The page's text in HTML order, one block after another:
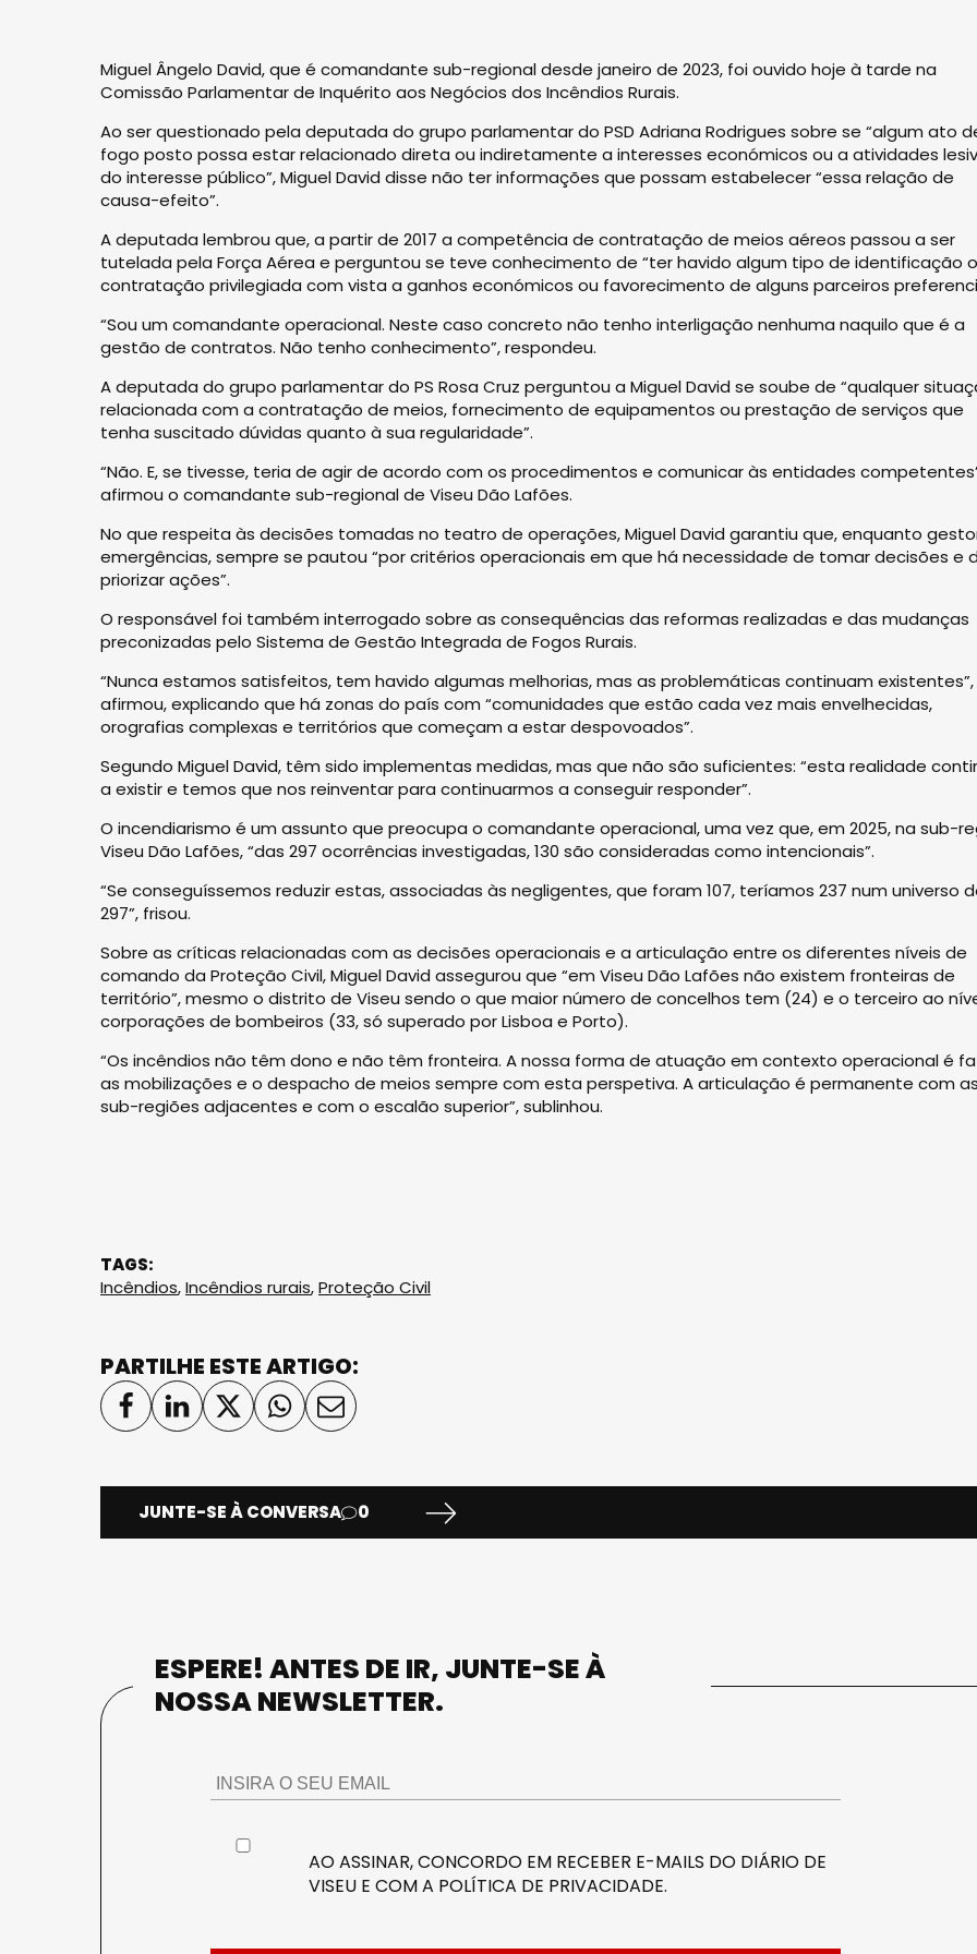
Miguel Ângelo David, que é comandante sub-regional desde janeiro de 2023, foi ouvido hoje à tarde na
Comissão Parlamentar de Inquérito aos Negócios dos Incêndios Rurais.
Ao ser questionado pela deputada do grupo parlamentar do PSD Adriana Rodrigues sobre se “algum ato
fogo posto possa estar relacionado direta ou indiretamente a interesses económicos ou a atividades
do interesse público”, Miguel David disse não ter informações que possam estabelecer “essa relação de
causa-efeito”.
A deputada lembrou que, a partir de 2017 a competência de contratação de meios aéreos passou a ser
tutelada pela Força Aérea e perguntou se teve conhecimento de “ter havido algum tipo de identificação
contratação privilegiada com vista a ganhos económicos ou favorecimento de alguns parceiros
“Sou um comandante operacional. Neste caso concreto não tenho interligação nenhuma naquilo que é a
gestão de contratos. Não tenho conhecimento”, respondeu.
A deputada do grupo parlamentar do PS Rosa Cruz perguntou a Miguel David se soube de “qualquer
relacionada com a contratação de meios, fornecimento de equipamentos ou prestação de serviços que
tenha suscitado dúvidas quanto à sua regularidade”.
“Não. E, se tivesse, teria de agir de acordo com os procedimentos e comunicar às entidades
afirmou o comandante sub-regional de Viseu Dão Lafões.
No que respeita às decisões tomadas no teatro de operações, Miguel David garantiu que, enquanto
emergências, sempre se pautou “por critérios operacionais em que há necessidade de tomar decisões e
priorizar ações”.
O responsável foi também interrogado sobre as consequências das reformas realizadas e das mudanças
preconizadas pelo Sistema de Gestão Integrada de Fogos Rurais.
“Nunca estamos satisfeitos, tem havido algumas melhorias, mas as problemáticas continuam existentes”,
afirmou, explicando que há zonas do país com “comunidades que estão cada vez mais envelhecidas,
orografias complexas e territórios que começam a estar despovoados”.
Segundo Miguel David, têm sido implementas medidas, mas que não são suficientes: “esta realidade
a existir e temos que nos reinventar para continuarmos a conseguir responder”.
O incendiarismo é um assunto que preocupa o comandante operacional, uma vez que, em 2025, na sub-
Viseu Dão Lafões, “das 297 ocorrências investigadas, 130 são consideradas como intencionais”.
“Se conseguíssemos reduzir estas, associadas às negligentes, que foram 107, teríamos 237 num universo
297”, frisou.
Sobre as críticas relacionadas com as decisões operacionais e a articulação entre os diferentes níveis de
comando da Proteção Civil, Miguel David assegurou que “em Viseu Dão Lafões não existem fronteiras de
território”, mesmo o distrito de Viseu sendo o que maior número de concelhos tem (24) e o terceiro ao
corporações de bombeiros (33, só superado por Lisboa e Porto).
“Os incêndios não têm dono e não têm fronteira. A nossa forma de atuação em contexto operacional é
as mobilizações e o despacho de meios sempre com esta perspetiva. A articulação é permanente com
sub-regiões adjacentes e com o escalão superior”, sublinhou.
TAGS:
Incêndios,Incêndios rurais,Proteção Civil
PARTILHE ESTE ARTIGO:
JUNTE-SE À CONVERSA 0
ESPERE! ANTES DE IR, JUNTE-SE À
NOSSA NEWSLETTER.
AO ASSINAR, CONCORDO EM RECEBER E-MAILS DO DIÁRIO DE
VISEU E COM A POLÍTICA DE PRIVACIDADE.